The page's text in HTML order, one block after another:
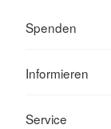
Spenden
Informieren
Service